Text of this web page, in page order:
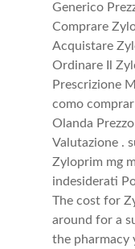
Generico
Comprare
Acquistare
Ordinare Il
Prescrizione
como
Olanda Prezzo
Valutazione .
Zyloprim mg
indesiderati
The cost for
around for a
the pharmacy